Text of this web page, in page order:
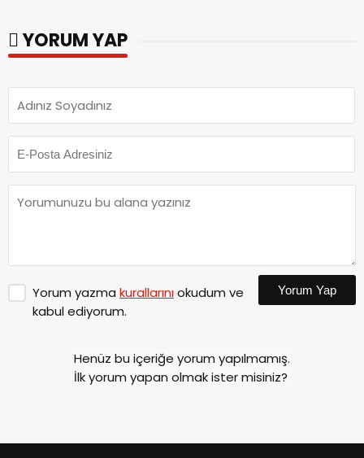
YORUM YAP
Yorum yazma kurallarınıokudum ve
kabul ediyorum.
Yorum Yap
Henüz bu içeriğe yorum yapılmamış.
İlk yorum yapan olmak ister misiniz?